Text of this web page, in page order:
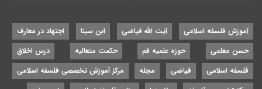
آموزش فلسفه اسلامی آیت الله فیاضی ابن سینا
اجتهاد در معارف
حسن معلمی
حوزه علمیه قم حکمت متعالیه
درس اخلاق
فلسفه اسلامی
فیاضی مجله
مرکز آموزش تخصصی فلسفه اسلامی